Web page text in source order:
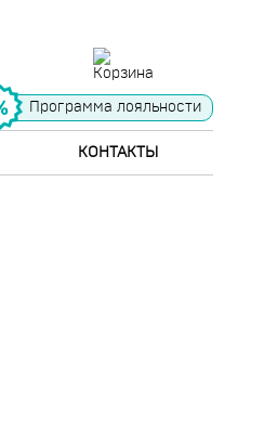
Программа лояльности
КОНТАКТЫ